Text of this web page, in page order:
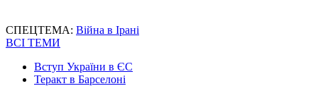
СПЕЦТЕМА: Війна в Ірані
ВСІ ТЕМИ
Вступ України в ЄС
Теракт в Барселоні